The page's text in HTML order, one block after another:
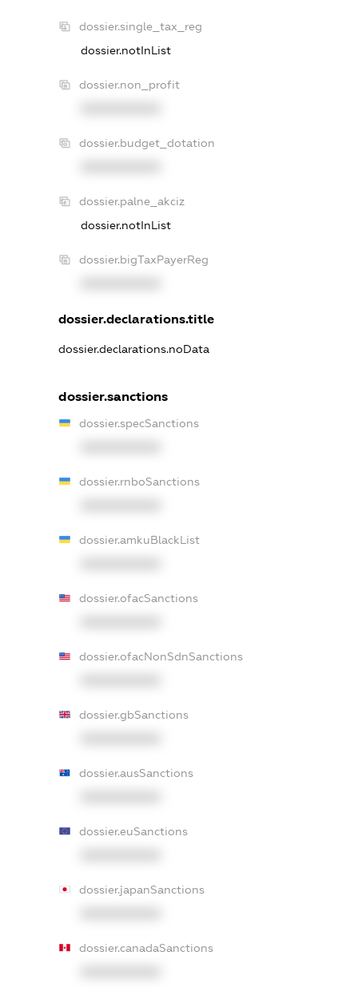
dossier.single_tax_reg
dossier.notInList
dossier.non_profit
dossier.budget_dotation
dossier.palne_akciz
dossier.notInList
dossier.bigTaxPayerReg
dossier.declarations.title
dossier.declarations.noData
dossier.sanctions
dossier.specSanctions
dossier.rnboSanctions
dossier.amkuBlackList
dossier.ofacSanctions
dossier.ofacNonSdnSanctions
dossier.gbSanctions
dossier.ausSanctions
dossier.euSanctions
dossier.japanSanctions
dossier.canadaSanctions